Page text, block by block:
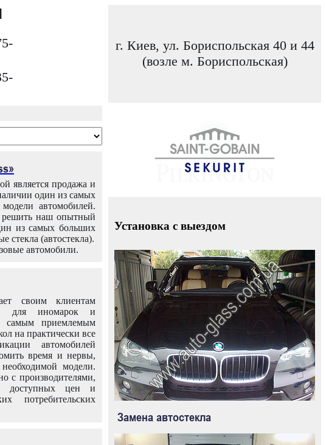
г. Киев, ул. Бориспольская 40 и 44
(возле м. Бориспольская)
является продажа и
один из самых
автомобилей.
решить наш опытный
из самых больших
стекла (автостекла).
автомобили.
своим клиентам
для иномарок и
самым приемлемым
на практически все
автомобилей
время и нервы,
модели.
с производителями,
доступных цен и
потребительских
Установка с выездом
Замена автостекла